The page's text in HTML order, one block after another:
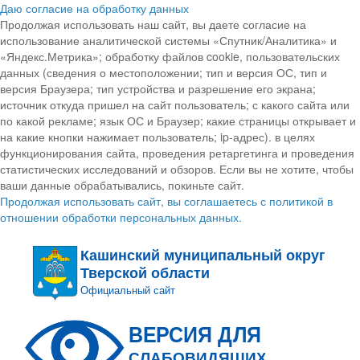
Даю согласие на обработку данных
Продолжая использовать наш сайт, вы даете согласие на
использование аналитической системы «Спутник/Аналитика» и
«Яндекс.Метрика»; обработку файлов cookie, пользовательских
данных (сведения о местоположении; тип и версия ОС, тип и
версия Браузера; тип устройства и разрешение его экрана;
источник откуда пришел на сайт пользователь; с какого сайта или
по какой рекламе; язык ОС и Браузер; какие страницы открывает и
на какие кнопки нажимает пользователь; ip-адрес). в целях
функционирования сайта, проведения ретаргетинга и проведения
статистических исследований и обзоров. Если вы не хотите, чтобы
ваши данные обрабатывались, покиньте сайт.
Продолжая использовать сайт, вы соглашаетесь с политикой в
отношении обработки персональных данных.